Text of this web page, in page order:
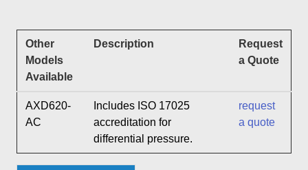
Other
Models
Available
Description
Request
a Quote
AXD620-
AC
Includes ISO 17025
accreditation for
differential pressure.
request
a quote